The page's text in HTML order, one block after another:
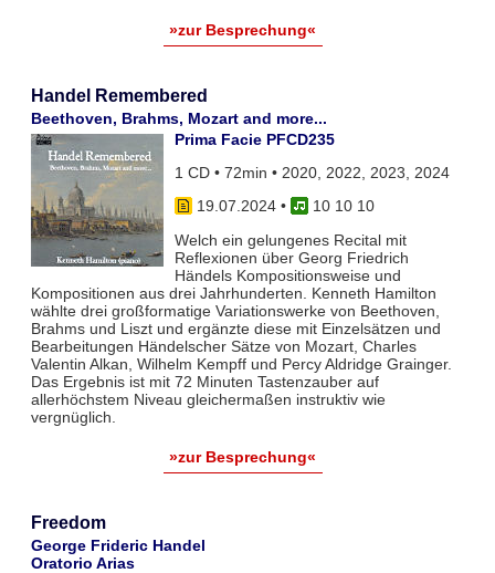
»zur Besprechung«
Handel Remembered
Beethoven, Brahms, Mozart and more...
Prima Facie PFCD235
1 CD • 72min • 2020, 2022, 2023, 2024
19.07.2024•
10 10 10
Welch ein gelungenes Recital mit
Reflexionen über Georg Friedrich
Händels Kompositionsweise und
Kompositionen aus drei Jahrhunderten. Kenneth Hamilton
wählte drei großformatige Variationswerke von Beethoven,
Brahms und Liszt und ergänzte diese mit Einzelsätzen und
Bearbeitungen Händelscher Sätze von Mozart, Charles
Valentin Alkan, Wilhelm Kempff und Percy Aldridge Grainger.
Das Ergebnis ist mit 72 Minuten Tastenzauber auf
allerhöchstem Niveau gleichermaßen instruktiv wie
vergnüglich.
»zur Besprechung«
Freedom
George Frideric Handel
Oratorio Arias